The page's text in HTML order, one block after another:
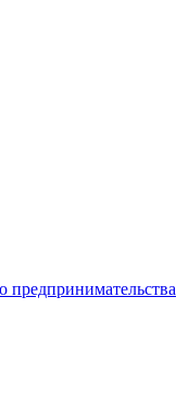
предпринимательства